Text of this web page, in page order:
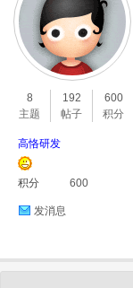
8
主题
192
帖子
600
积分
高恪研发
积分 600
发消息